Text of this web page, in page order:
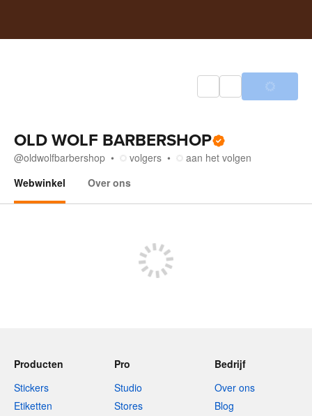
OLD WOLF BARBERSHOP
@oldwolfbarbershop volgers
aan het volgen
Webwinkel
Over ons
Producten
Stickers
Etiketten
Pro
Studio
Stores
Bedrijf
Over ons
Blog